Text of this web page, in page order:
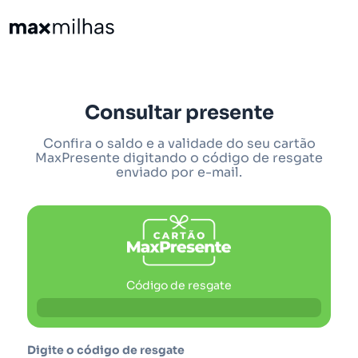
Consultar presente
Confira o saldo e a validade do seu cartão
MaxPresente digitando o código de resgate
enviado por e-mail.
Código de resgate
Digite o código de resgate